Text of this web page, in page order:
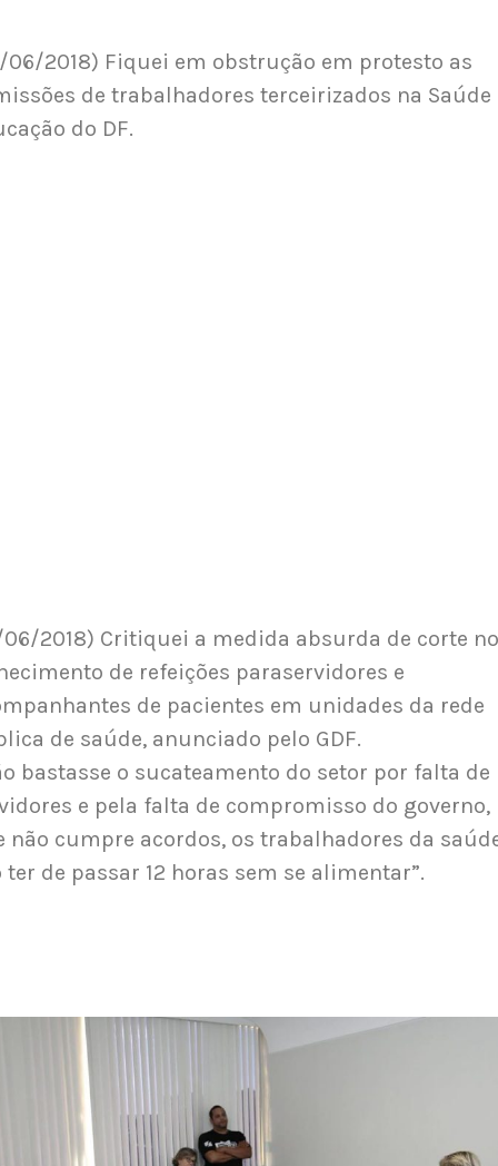
06/2018) Fiquei em obstrução em protesto as
de trabalhadores terceirizados na Saúde
do DF.
06/2018) Critiquei a medida absurda de corte no
de refeições paraservidores e
de pacientes em unidades da rede
de saúde, anunciado pelo GDF.
bastasse o sucateamento do setor por falta de
e pela falta de compromisso do governo,
não cumpre acordos, os trabalhadores da
ter de passar 12 horas sem se alimentar”.